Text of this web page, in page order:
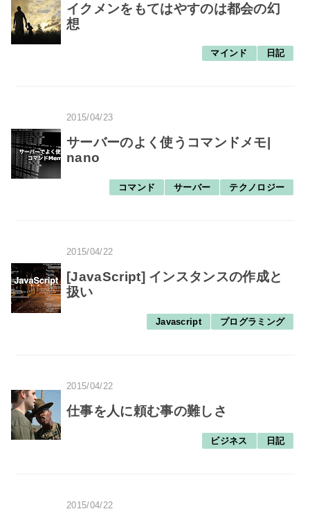
イクメンをもてはやすのは都会の幻
想
マインド 日記
2015/04/23
サーバーのよく使うコマンドメモ|
nano
コマンド サーバー テクノロジー
2015/04/22
[JavaScript] インスタンスの作成と
扱い
Javascript プログラミング
2015/04/22
仕事を人に頼む事の難しさ
ビジネス 日記
2015/04/22